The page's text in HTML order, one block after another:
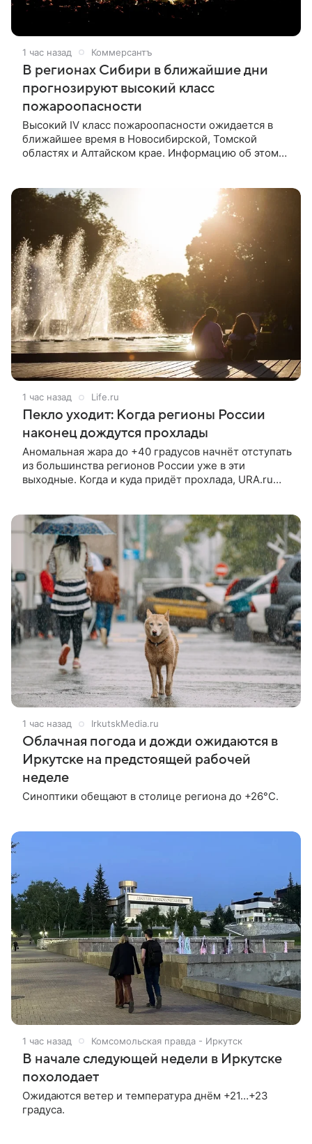
1 час назад Коммерсантъ
В регионах Сибири в ближайшие дни
прогнозируют высокий класс
пожароопасности
Высокий IV класс пожароопасности ожидается в
ближайшее время в Новосибирской, Томской
областях и Алтайском крае. Информацию об этом
1 час назад Life.ru
Пекло уходит: Когда регионы России
наконец дождутся прохлады
Аномальная жара до +40 градусов начнёт отступать
из большинства регионов России уже в эти
выходные. Когда и куда придёт прохлада, URA.ru
1 час назад IrkutskMedia.ru
Облачная погода и дожди ожидаются в
Иркутске на предстоящей рабочей
неделе
Синоптики обещают в столице региона до +26°С.
1 час назад Комсомольская правда - Иркутск
В начале следующей недели в Иркутске
похолодает
Ожидаются ветер и температура днём +21…+23
градуса.